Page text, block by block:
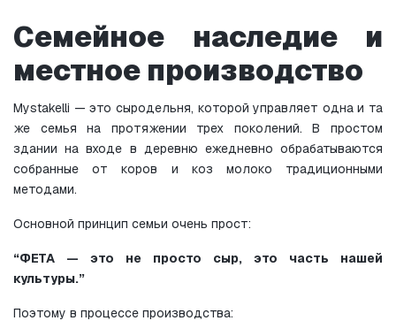
Семейное наследие и
местное производство
Mystakelli — это сыродельня, которой управляет одна и та
же семья на протяжении трех поколений. В простом
здании на входе в деревню ежедневно обрабатываются
собранные от коров и коз молоко традиционными
методами.
Основной принцип семьи очень прост:
“ФЕТА — это не просто сыр, это часть нашей
культуры.”
Поэтому в процессе производства: